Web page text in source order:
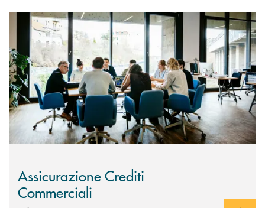
Scopri di più Assicurazione Crediti Commerciali
Assicurazione Crediti
Commerciali